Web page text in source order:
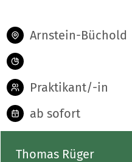
Arnstein-Büchold
Praktikant/-in
ab sofort
Thomas Rüger